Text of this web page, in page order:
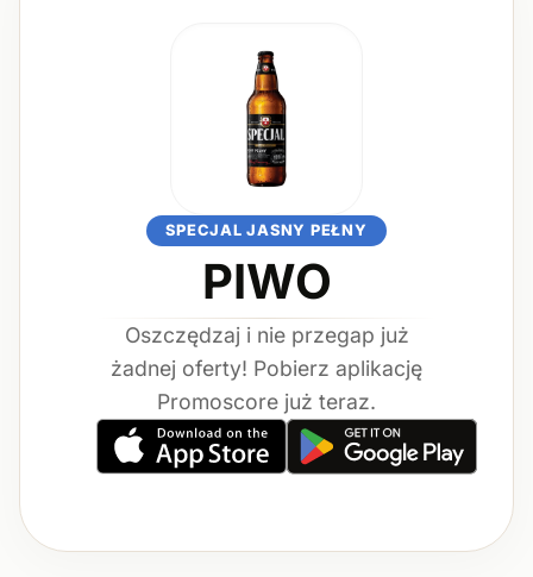
SPECJAL JASNY PEŁNY
PIWO
Oszczędzaj i nie przegap już
żadnej oferty! Pobierz aplikację
Promoscore już teraz.